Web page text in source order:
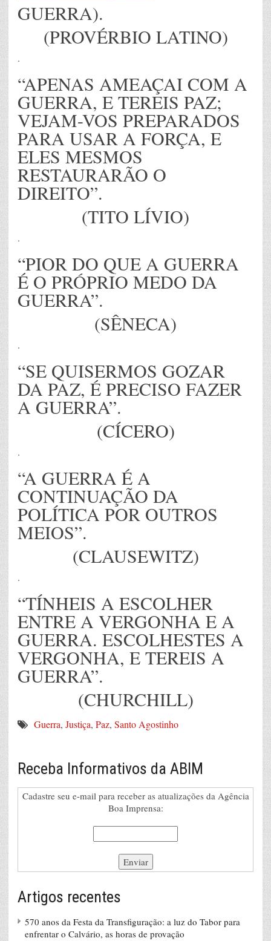
GUERRA).
(PROVÉRBIO LATINO)
.
“APENAS AMEAÇAI COM A
GUERRA, E TEREIS PAZ;
VEJAM-VOS PREPARADOS
PARA USAR A FORÇA, E
ELES MESMOS
RESTAURARÃO O
DIREITO”.
(TITO LÍVIO)
.
“PIOR DO QUE A GUERRA
É O PRÓPRIO MEDO DA
GUERRA”.
(SÊNECA)
.
“SE QUISERMOS GOZAR
DA PAZ, É PRECISO FAZER
A GUERRA”.
(CÍCERO)
.
“A GUERRA É A
CONTINUAÇÃO DA
POLÍTICA POR OUTROS
MEIOS”.
(CLAUSEWITZ)
.
“TÍNHEIS A ESCOLHER
ENTRE A VERGONHA E A
GUERRA. ESCOLHESTES A
VERGONHA, E TEREIS A
GUERRA”.
(CHURCHILL)
Guerra, Justiça, Paz, Santo Agostinho
Receba Informativos da ABIM
Cadastre seu e-mail para receber as atualizações da Agência
Boa Imprensa:
Artigos recentes
570 anos da Festa da Transfiguração: a luz do Tabor para
enfrentar o Calvário, as horas de provação